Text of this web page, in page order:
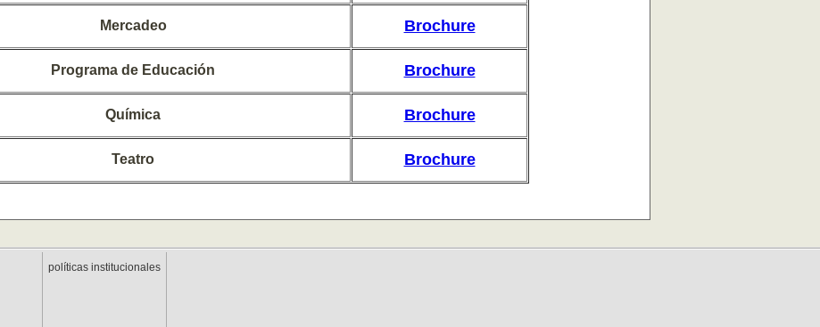
Mercadeo Brochure
Programa de Educación Brochure
Química Brochure
Teatro Brochure
políticas institucionales